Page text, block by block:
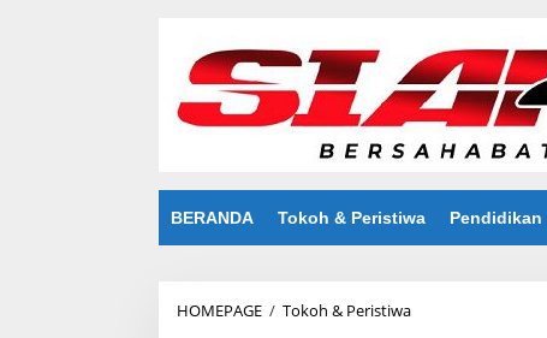
BERANDA Tokoh & Peristiwa Pendidikan
HOMEPAGE / Tokoh & Peristiwa